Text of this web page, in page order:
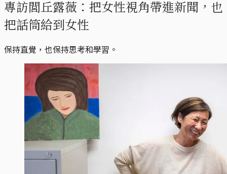
專訪閭丘露薇：把女性視角帶進新聞，也
把話筒給到女性
保持直覺，也保持思考和學習。